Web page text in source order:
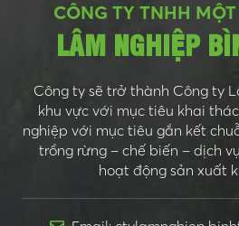
CÔNG TY TNHH
LÂM NGHIỆP
Công ty sẽ trở thành Công ty
khu vực với mục tiêu khai
nghiệp với mục tiêu gắn kết
trồng rừng – chế biến – dịch
hoạt động sản xuất